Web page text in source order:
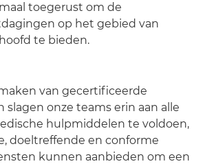
toegerust om de
op het gebied van
te bieden.
van gecertificeerde
slagen onze teams erin aan alle
hulpmiddelen te voldoen,
doeltreffende en conforme
kunnen aanbieden om een